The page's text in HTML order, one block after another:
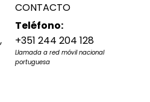
CONTACTO
Teléfono:
+351 244 204 128
Llamada a red móvil nacional
portuguesa